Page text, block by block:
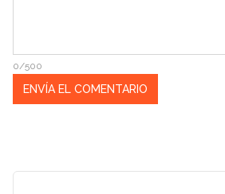
0/500